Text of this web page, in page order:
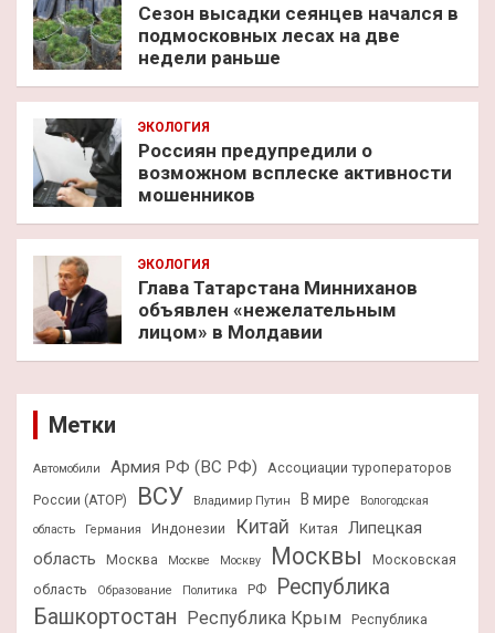
Сезон высадки сеянцев начался в
подмосковных лесах на две
недели раньше
ЭКОЛОГИЯ
Россиян предупредили о
возможном всплеске активности
мошенников
ЭКОЛОГИЯ
Глава Татарстана Минниханов
объявлен «нежелательным
лицом» в Молдавии
Метки
Автомобили Армия РФ (ВС РФ)
Ассоциации туроператоров
России (АТОР)
ВСУ Владимир Путин В мире
Вологодская
область
Германия Индонезии Китай Китая
Липецкая
область
Москва Москве Москву Москвы
Московская
область
Образование Политика РФ
Республика
Башкортостан Республика Крым Республика